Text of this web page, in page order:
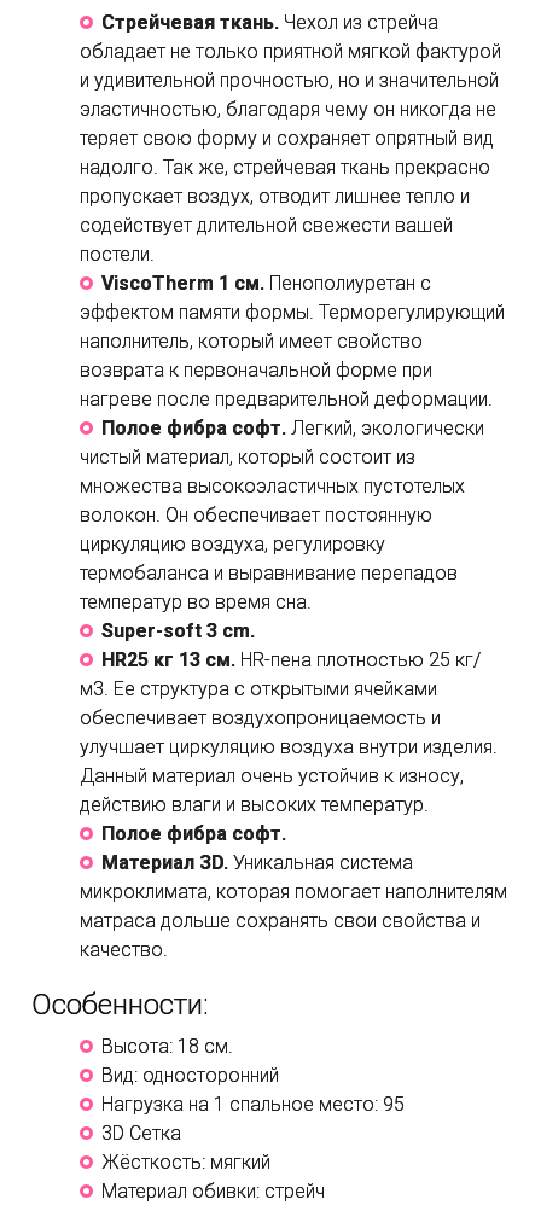
Стрейчевая ткань. Чехол из стрейча
обладает не только приятной мягкой фактурой
и удивительной прочностью, но и значительной
эластичностью, благодаря чему он никогда не
теряет свою форму и сохраняет опрятный вид
надолго. Так же, стрейчевая ткань прекрасно
пропускает воздух, отводит лишнее тепло и
содействует длительной свежести вашей
постели.
ViscoTherm 1 см. Пенополиуретан с
эффектом памяти формы. Терморегулирующий
наполнитель, который имеет свойство
возврата к первоначальной форме при
нагреве после предварительной деформации.
Полое фибра софт. Легкий, экологически
чистый материал, который состоит из
множества высокоэластичных пустотелых
волокон. Он обеспечивает постоянную
циркуляцию воздуха, регулировку
термобаланса и выравнивание перепадов
температур во время сна.
Super-soft 3 cm.
HR25 кг 13 см. HR-пена плотностью 25 кг/
м3. Ее структура с открытыми ячейками
обеспечивает воздухопроницаемость и
улучшает циркуляцию воздуха внутри изделия.
Данный материал очень устойчив к износу,
действию влаги и высоких температур.
Полое фибра софт.
Материал ЗD. Уникальная система
микроклимата, которая помогает наполнителям
матраса дольше сохранять свои свойства и
качество.
Особенности:
Высота: 18 см.
Вид: односторонний
Нагрузка на 1 спальное место: 95
3D Сетка
Жёсткость: мягкий
Материал обивки: стрейч